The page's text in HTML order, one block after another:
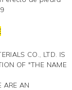
CO., LTD. IS
OF "THE NAME
ARE AN